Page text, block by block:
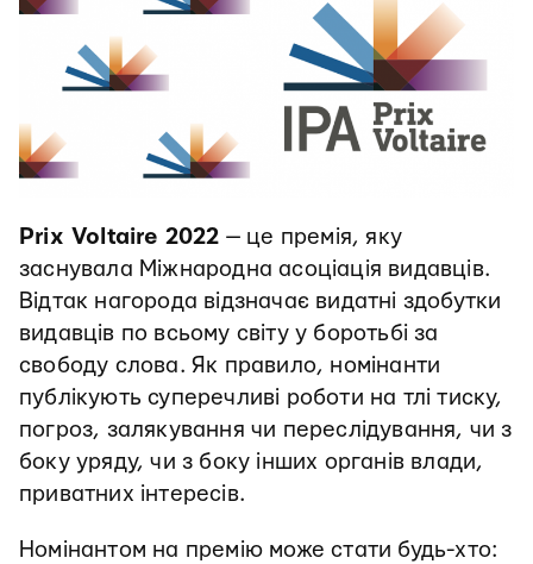
Prix Voltaire 2022 — це премія, яку
заснувала Міжнародна асоціація видавців.
Відтак нагорода відзначає видатні здобутки
видавців по всьому світу у боротьбі за
свободу слова. Як правило, номінанти
публікують суперечливі роботи на тлі тиску,
погроз, залякування чи переслідування, чи з
боку уряду, чи з боку інших органів влади,
приватних інтересів.
Номінантом на премію може стати будь-хто: